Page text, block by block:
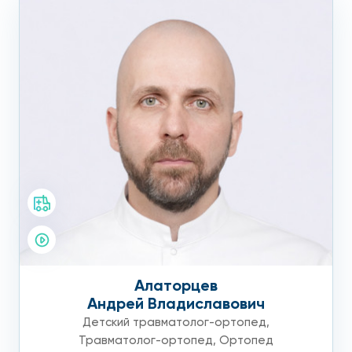
Требуется консультация лечащего врача общей практики.
Алаторцев
Андрей Владиславович
Детский травматолог-ортопед,
Травматолог-ортопед, Ортопед